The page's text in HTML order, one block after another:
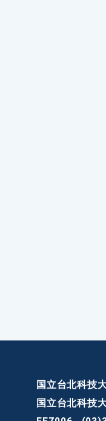
国立台北科技
国立台北科技